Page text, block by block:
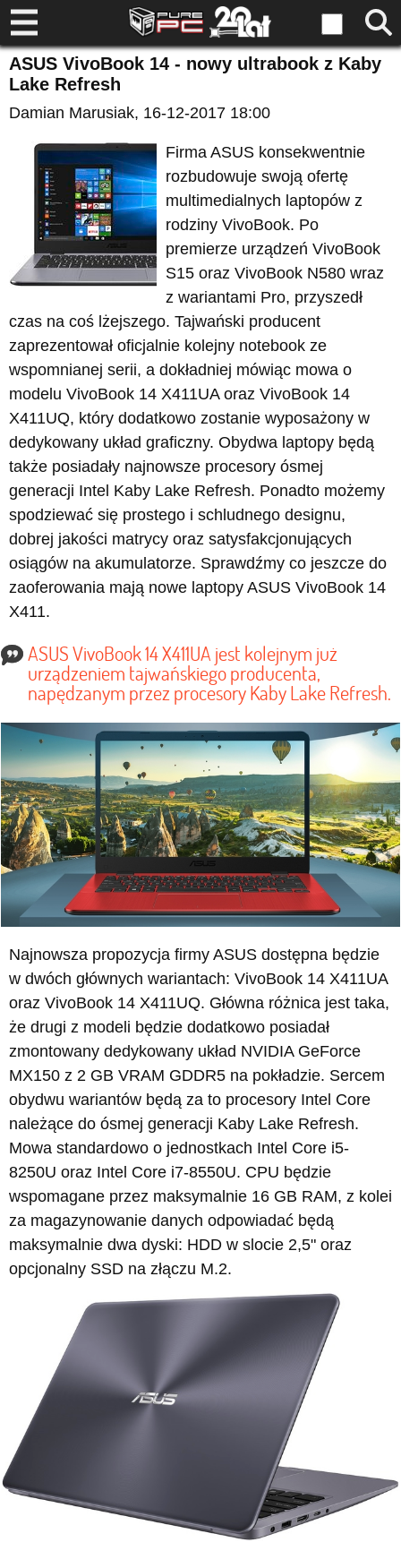
ASUS VivoBook 14 - nowy ultrabook z Kaby
Lake Refresh
Damian Marusiak, 16-12-2017 18:00
Firma ASUS konsekwentnie
rozbudowuje swoją ofertę
multimedialnych laptopów z
rodziny VivoBook. Po
premierze urządzeń VivoBook
S15 oraz VivoBook N580 wraz
z wariantami Pro, przyszedł
czas na coś lżejszego. Tajwański producent
zaprezentował oficjalnie kolejny notebook ze
wspomnianej serii, a dokładniej mówiąc mowa o
modelu VivoBook 14 X411UA oraz VivoBook 14
X411UQ, który dodatkowo zostanie wyposażony w
dedykowany układ graficzny. Obydwa laptopy będą
także posiadały najnowsze procesory ósmej
generacji Intel Kaby Lake Refresh. Ponadto możemy
spodziewać się prostego i schludnego designu,
dobrej jakości matrycy oraz satysfakcjonujących
osiągów na akumulatorze. Sprawdźmy co jeszcze do
zaoferowania mają nowe laptopy ASUS VivoBook 14
X411.
ASUS VivoBook 14 X411UA jest kolejnym już
urządzeniem tajwańskiego producenta,
napędzanym przez procesory Kaby Lake Refresh.
Najnowsza propozycja firmy ASUS dostępna będzie
w dwóch głównych wariantach: VivoBook 14 X411UA
oraz VivoBook 14 X411UQ. Główna różnica jest taka,
że drugi z modeli będzie dodatkowo posiadał
zmontowany dedykowany układ NVIDIA GeForce
MX150 z 2 GB VRAM GDDR5 na pokładzie. Sercem
obydwu wariantów będą za to procesory Intel Core
należące do ósmej generacji Kaby Lake Refresh.
Mowa standardowo o jednostkach Intel Core i5-
8250U oraz Intel Core i7-8550U. CPU będzie
wspomagane przez maksymalnie 16 GB RAM, z kolei
za magazynowanie danych odpowiadać będą
maksymalnie dwa dyski: HDD w slocie 2,5" oraz
opcjonalny SSD na złączu M.2.